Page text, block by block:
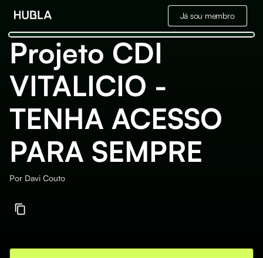
Já sou membro
Projeto CDI
VITALICIO -
TENHA ACESSO
PARA SEMPRE
Por Davi Couto